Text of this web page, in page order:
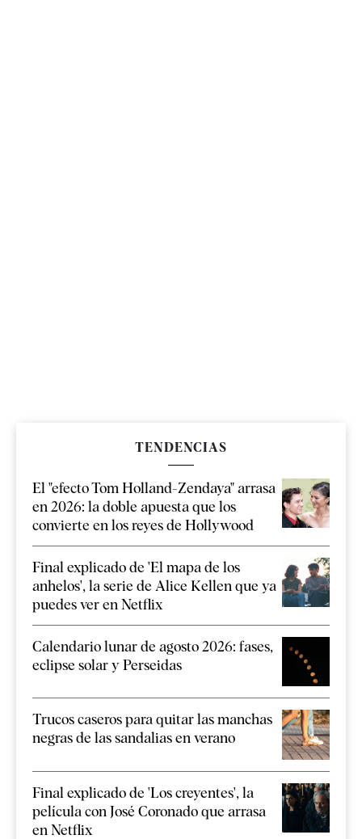
TENDENCIAS
El "efecto Tom Holland-Zendaya" arrasa
en 2026: la doble apuesta que los
convierte en los reyes de Hollywood
Final explicado de 'El mapa de los
anhelos', la serie de Alice Kellen que ya
puedes ver en Netflix
Calendario lunar de agosto 2026: fases,
eclipse solar y Perseidas
Trucos caseros para quitar las manchas
negras de las sandalias en verano
Final explicado de 'Los creyentes', la
película con José Coronado que arrasa
en Netflix